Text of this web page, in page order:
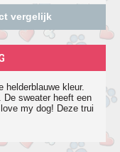
vergelijk
helderblauwe kleur.
De sweater heeft een
my dog! Deze trui